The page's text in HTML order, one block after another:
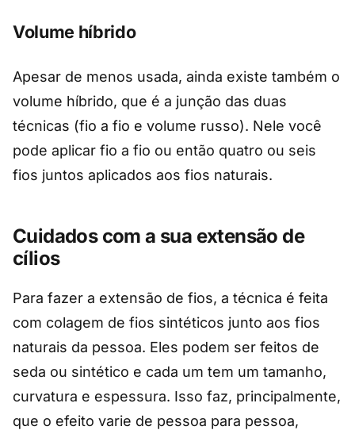
Volume híbrido
Apesar de menos usada, ainda existe também o
volume híbrido, que é a junção das duas
técnicas (fio a fio e volume russo). Nele você
pode aplicar fio a fio ou então quatro ou seis
fios juntos aplicados aos fios naturais.
Cuidados com a sua extensão de
cílios
Para fazer a extensão de fios, a técnica é feita
com colagem de fios sintéticos junto aos fios
naturais da pessoa. Eles podem ser feitos de
seda ou sintético e cada um tem um tamanho,
curvatura e espessura. Isso faz, principalmente,
que o efeito varie de pessoa para pessoa,